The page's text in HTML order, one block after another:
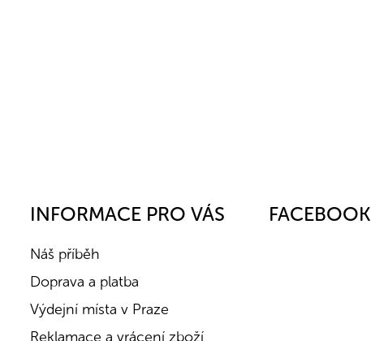
INFORMACE PRO VÁS
Náš příběh
Doprava a platba
Výdejní místa v Praze
Reklamace a vrácení zboží
FACEBOOK